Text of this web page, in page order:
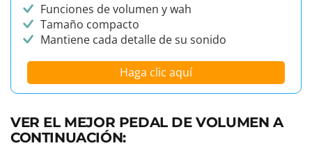
Funciones de volumen y wah
Tamaño compacto
Mantiene cada detalle de su sonido
Haga clic aquí
VER EL MEJOR PEDAL DE VOLUMEN A
CONTINUACIÓN: